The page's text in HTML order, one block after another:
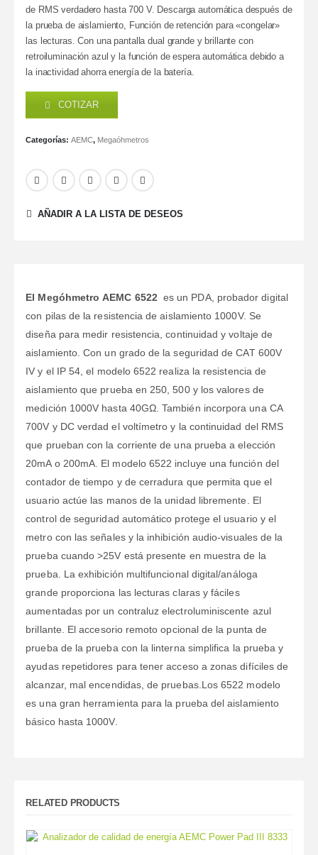
de RMS verdadero hasta 700 V. Descarga automática después de
la prueba de aislamiento, Función de retención para «congelar»
las lecturas. Con una pantalla dual grande y brillante con
retroiluminación azul y la función de espera automática debido a
la inactividad ahorra energía de la batería.
COTIZAR
Categorías:AEMC, Megaóhmetros
AÑADIR A LA LISTA DE DESEOS
El Megóhmetro AEMC 6522 es un PDA, probador digital
con pilas de la resistencia de aislamiento 1000V. Se
diseña para medir resistencia, continuidad y voltaje de
aislamiento. Con un grado de la seguridad de CAT 600V
IV y el IP 54, el modelo 6522 realiza la resistencia de
aislamiento que prueba en 250, 500 y los valores de
medición 1000V hasta 40GΩ. También incorpora una CA
700V y DC verdad el voltímetro y la continuidad del RMS
que prueban con la corriente de una prueba a elección
20mA o 200mA. El modelo 6522 incluye una función del
contador de tiempo y de cerradura que permita que el
usuario actúe las manos de la unidad libremente. El
control de seguridad automático protege el usuario y el
metro con las señales y la inhibición audio-visuales de la
prueba cuando >25V está presente en muestra de la
prueba. La exhibición multifuncional digital/análoga
grande proporciona las lecturas claras y fáciles
aumentadas por un contraluz electroluminiscente azul
brillante. El accesorio remoto opcional de la punta de
prueba de la prueba con la linterna simplifica la prueba y
ayudas repetidores para tener acceso a zonas difíciles de
alcanzar, mal encendidas, de pruebas.Los 6522 modelo
es una gran herramienta para la prueba del aislamiento
básico hasta 1000V.
RELATED PRODUCTS